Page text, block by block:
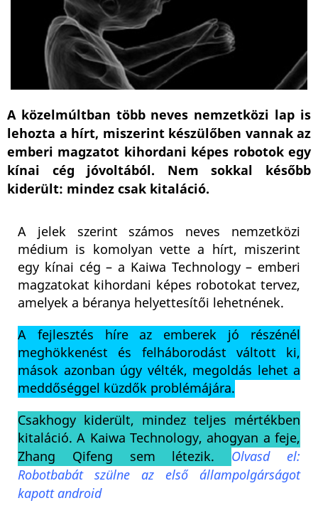
A közelmúltban több neves nemzetközi lap is
lehozta a hírt, miszerint készülőben vannak az
emberi magzatot kihordani képes robotok egy
kínai cég jóvoltából. Nem sokkal később
kiderült: mindez csak kitaláció.
A jelek szerint számos neves nemzetközi
médium is komolyan vette a hírt, miszerint
egy kínai cég – a Kaiwa Technology – emberi
magzatokat kihordani képes robotokat tervez,
amelyek a béranya helyettesítői lehetnének.
A fejlesztés híre az emberek jó részénél
meghökkenést és felháborodást váltott ki,
mások azonban úgy vélték, megoldás lehet a
meddőséggel küzdők problémájára.
Csakhogy kiderült, mindez teljes mértékben
kitaláció. A Kaiwa Technology, ahogyan a feje,
Zhang Qifeng sem létezik. Olvasd el:
Robotbabát szülne az első állampolgárságot
kapott android